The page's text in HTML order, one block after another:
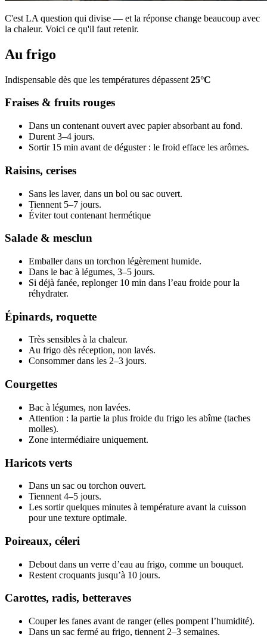
C'est LA question qui divise — et la réponse change beaucoup avec
la chaleur. Voici ce qu'il faut retenir.
Au frigo
Indispensable dès que les températures dépassent 25°C
Fraises & fruits rouges
Dans un contenant ouvert avec papier absorbant au fond.
Durent 3–4 jours.
Sortir 15 min avant de déguster : le froid efface les arômes.
Raisins, cerises
Sans les laver, dans un bol ou sac ouvert.
Tiennent 5–7 jours.
Éviter tout contenant hermétique
Salade & mesclun
Emballer dans un torchon légèrement humide.
Dans le bac à légumes, 3–5 jours.
Si déjà fanée, replonger 10 min dans l’eau froide pour la
réhydrater.
Épinards, roquette
Très sensibles à la chaleur.
Au frigo dès réception, non lavés.
Consommer dans les 2–3 jours.
Courgettes
Bac à légumes, non lavées.
Attention : la partie la plus froide du frigo les abîme (taches
molles).
Zone intermédiaire uniquement.
Haricots verts
Dans un sac ou torchon ouvert.
Tiennent 4–5 jours.
Les sortir quelques minutes à température avant la cuisson
pour une texture optimale.
Poireaux, céleri
Debout dans un verre d’eau au frigo, comme un bouquet.
Restent croquants jusqu’à 10 jours.
Carottes, radis, betteraves
Couper les fanes avant de ranger (elles pompent l’humidité).
Dans un sac fermé au frigo, tiennent 2–3 semaines.